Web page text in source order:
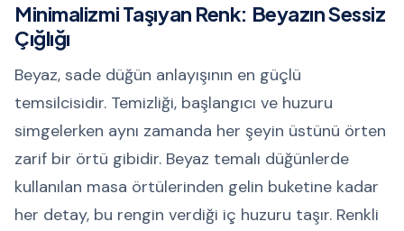
Minimalizmi Taşıyan Renk: Beyazın Sessiz
Çığlığı
Beyaz, sade düğün anlayışının en güçlü
temsilcisidir. Temizliği, başlangıcı ve huzuru
simgelerken aynı zamanda her şeyin üstünü örten
zarif bir örtü gibidir. Beyaz temalı düğünlerde
kullanılan masa örtülerinden gelin buketine kadar
her detay, bu rengin verdiği iç huzuru taşır. Renkli